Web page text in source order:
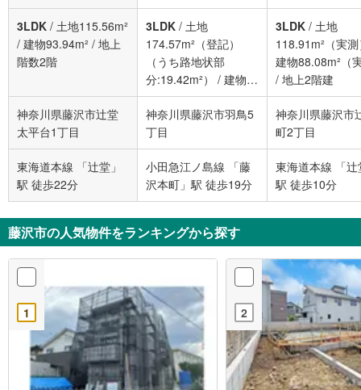
3LDK / 土地115.56m²
/ 建物93.94m² / 地上
階数2階
3LDK / 土地
174.57m²（登記）
（うち路地状部
分:19.42m²）
/ 建物
104.75m²（実測）/
地上2階建
3LDK / 土地
118.91m²（実
建物88.08m²（
/ 地上2階建
神奈川県藤沢市辻堂
太平台1丁目
神奈川県藤沢市羽鳥5
丁目
神奈川県藤沢市
町2丁目
東海道本線 「辻堂」
駅 徒歩22分
小田急江ノ島線 「藤
沢本町」駅 徒歩19分
東海道本線 「辻
駅 徒歩10分
藤沢市の人気物件をランキングから探す
1 2